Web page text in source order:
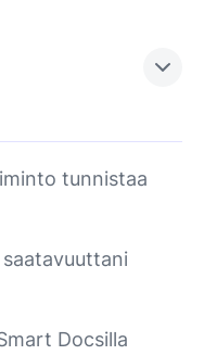
tunnistaa
Docsilla